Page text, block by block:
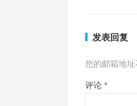
发表回复
您的邮箱地址
评论 *